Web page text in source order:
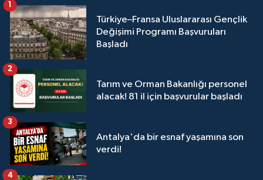
Türkiye–Fransa Uluslararası Gençlik
Değişimi Programı Başvuruları
Başladı
1
Tarım ve Orman Bakanlığı personel
alacak! 81 il için başvurular başladı
2
Antalya'da bir esnaf yaşamına son
verdi!
3
4